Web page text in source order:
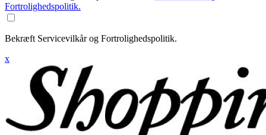
Fortrolighedspolitik.
Bekræft Servicevilkår og Fortrolighedspolitik.
x